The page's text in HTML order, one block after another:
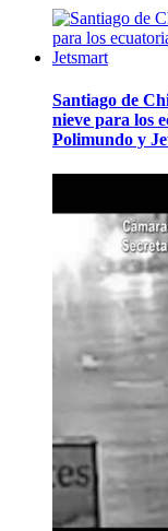
Santiago de
nieve para los
Polimundo y